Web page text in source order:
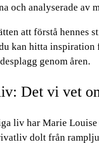
och analyserade av
att förstå hennes
kan hitta inspiration
genom åren.
Det vi vet
liv har Marie
dolt från